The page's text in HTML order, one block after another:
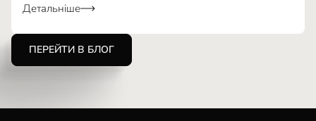
Детальніше
ПЕРЕЙТИ В БЛОГ